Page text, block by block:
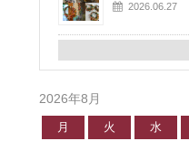
2026.06.27
2026年8月
月 火 水